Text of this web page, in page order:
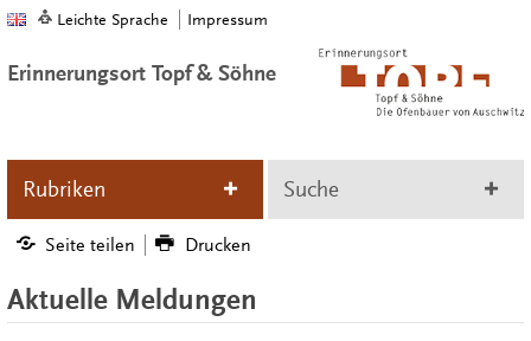
Leichte Sprache Impressum
Erinnerungsort Topf & Söhne
Rubriken Suche
Seite teilen Drucken
Aktuelle Meldungen